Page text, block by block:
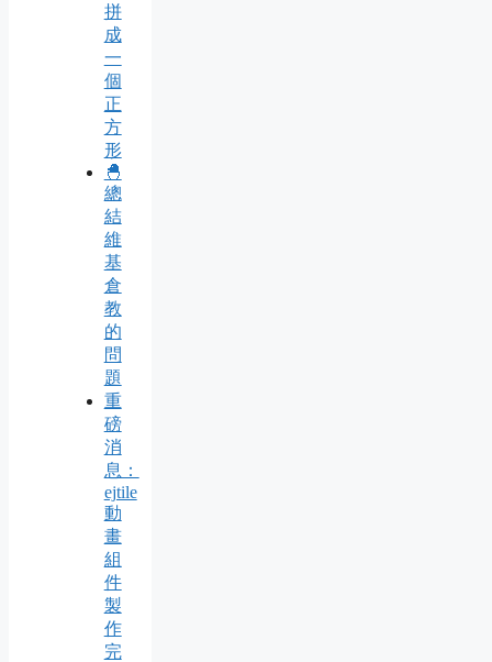
拼
成
一
個
正
方
形
🐣
總
結
維
基
倉
教
的
問
題
重
磅
消
息：
ejtile
動
畫
組
件
製
作
完